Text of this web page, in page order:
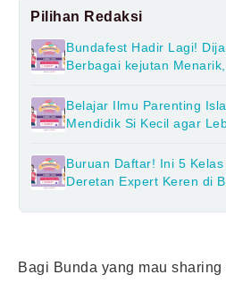
Pilihan Redaksi
Bundafest Hadir Lagi!
Berbagai kejutan
Belajar Ilmu Parenting
Mendidik Si Kecil agar
Buruan Daftar! Ini 5
Deretan Expert Keren di
Bagi Bunda yang mau